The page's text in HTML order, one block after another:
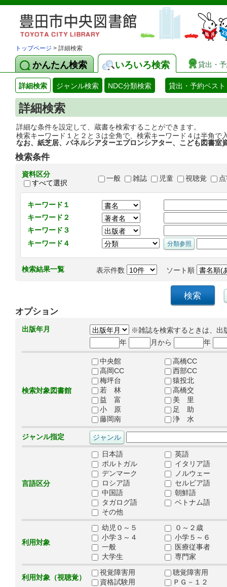
トップページ > 詳細検索
かんたん検索 いろいろ検索 貸出・
詳細検索 ジャンル検索 NDC分類検索 貸出・予約ベスト
詳細検索
詳細な条件を設定して、蔵書を検索することができます。
検索キーワード１と２と３は全角で、検索キーワード４は半角で
なお、紙芝居、パネルシアターエプロンシアター、こども図書室
検索条件
資料区分
すべて選択
一般 雑誌 児童 視聴覚
キーワード１
キーワード２
キーワード３
キーワード４
検索結果一覧 表示件数 ソート順
オプション
出版年月
※雑誌を検索するときは、出
年
月から 年
検索対象図書館
中央館
高橋CC
高岡CC
西部CC
梅坪台
猿投北
若 林
高橋交
益 富
美 里
小 原
足 助
藤岡南
浄 水
ジャンル指定
言語区分
日本語
英語
ポルトガル
イタリア語
デンマーク
ノルウェー
ロシア語
セルビア語
中国語
朝鮮語
タガログ語
ベトナム語
その他
利用対象
幼児０～５
０～２歳
小学３～４
小学５～６
一般
医療従事者
大学生
専門家
利用対象（視聴覚）
視覚障害用
聴覚障害用
資格試験用
ＰＧ－１２